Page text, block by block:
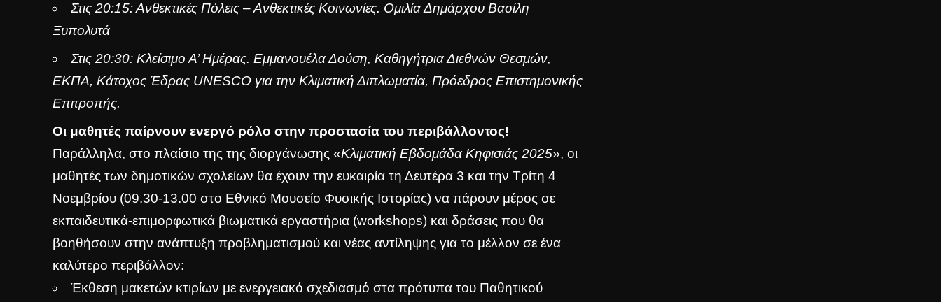
Στις 20:15: Ανθεκτικές Πόλεις – Ανθεκτικές Κοινωνίες. Ομιλία Δημάρχου Βασίλη
Ξυπολυτά
Στις 20:30: Κλείσιμο Α’ Ημέρας. Εμμανουέλα Δούση, Καθηγήτρια Διεθνών Θεσμών,
ΕΚΠΑ, Κάτοχος Έδρας UNESCO για την Κλιματική Διπλωματία, Πρόεδρος Επιστημονικής
Επιτροπής.
Οι μαθητές παίρνουν ενεργό ρόλο στην προστασία του περιβάλλοντος!
Παράλληλα, στο πλαίσιο της της διοργάνωσης «Κλιματική Εβδομάδα Κηφισιάς 2025», οι
μαθητές των δημοτικών σχολείων θα έχουν την ευκαιρία τη Δευτέρα 3 και την Τρίτη 4
Νοεμβρίου (09.30-13.00 στο Εθνικό Μουσείο Φυσικής Ιστορίας) να πάρουν μέρος σε
εκπαιδευτικά-επιμορφωτικά βιωματικά εργαστήρια (workshops) και δράσεις που θα
βοηθήσουν στην ανάπτυξη προβληματισμού και νέας αντίληψης για το μέλλον σε ένα
καλύτερο περιβάλλον:
Έκθεση μακετών κτιρίων με ενεργειακό σχεδιασμό στα πρότυπα του Παθητικού